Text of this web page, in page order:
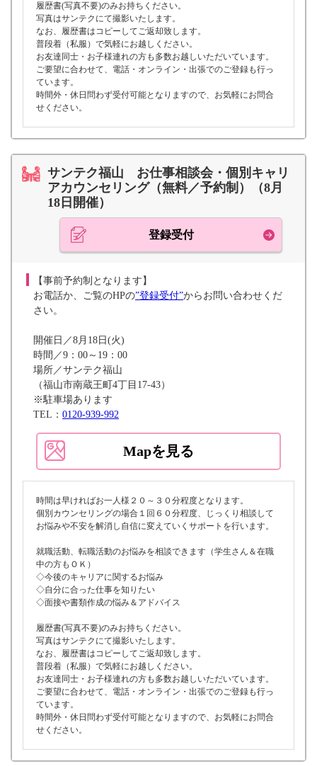
履歴書(写真不要)のみお持ちください。
写真はサンテクにて撮影いたします。
なお、履歴書はコピーしてご返却致します。
普段着（私服）で気軽にお越しください。
お友達同士・お子様連れの方も多数お越しいただいています。
ご要望に合わせて、電話・オンライン・出張でのご登録も行っ
ています。
時間外・休日問わず受付可能となりますので、お気軽にお問合
せください。
サンテク福山 お仕事相談会・個別キャリ
アカウンセリング（無料／予約制）（8月
18日開催）
登録受付
【事前予約制となります】
お電話か、ご覧のHPの”登録受付”からお問い合わせくだ
さい。
開催日／8月18日(火)
時間／9：00～19：00
場所／サンテク福山
（福山市南蔵王町4丁目17-43）
※駐車場あります
TEL： 0120-939-992
Mapを見る
時間は早ければお一人様２０～３０分程度となります。
個別カウンセリングの場合１回６０分程度、じっくり相談して
お悩みや不安を解消し自信に変えていくサポートを行います。
就職活動、転職活動のお悩みを相談できます（学生さん＆在職
中の方もＯＫ）
◇今後のキャリアに関するお悩み
◇自分に合った仕事を知りたい
◇面接や書類作成の悩み＆アドバイス
履歴書(写真不要)のみお持ちください。
写真はサンテクにて撮影いたします。
なお、履歴書はコピーしてご返却致します。
普段着（私服）で気軽にお越しください。
お友達同士・お子様連れの方も多数お越しいただいています。
ご要望に合わせて、電話・オンライン・出張でのご登録も行っ
ています。
時間外・休日問わず受付可能となりますので、お気軽にお問合
せください。